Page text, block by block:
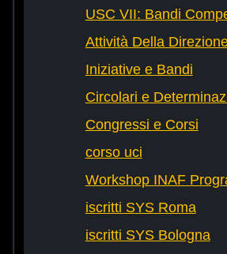
USC VII: Bandi
Attività Della
Iniziative e Bandi
Circolari e
Congressi e Corsi
corso uci
Workshop INAF
iscritti SYS Roma
iscritti SYS Bologna